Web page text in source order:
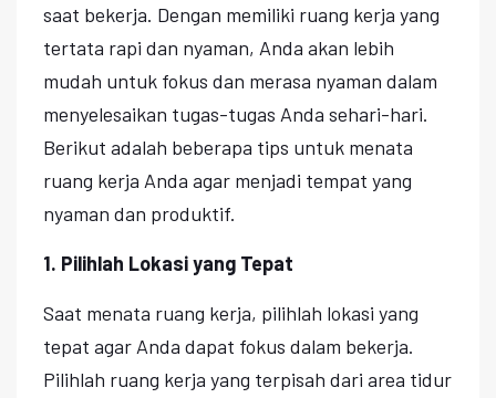
saat bekerja. Dengan memiliki ruang kerja yang
tertata rapi dan nyaman, Anda akan lebih
mudah untuk fokus dan merasa nyaman dalam
menyelesaikan tugas-tugas Anda sehari-hari.
Berikut adalah beberapa tips untuk menata
ruang kerja Anda agar menjadi tempat yang
nyaman dan produktif.
1. Pilihlah Lokasi yang Tepat
Saat menata ruang kerja, pilihlah lokasi yang
tepat agar Anda dapat fokus dalam bekerja.
Pilihlah ruang kerja yang terpisah dari area tidur